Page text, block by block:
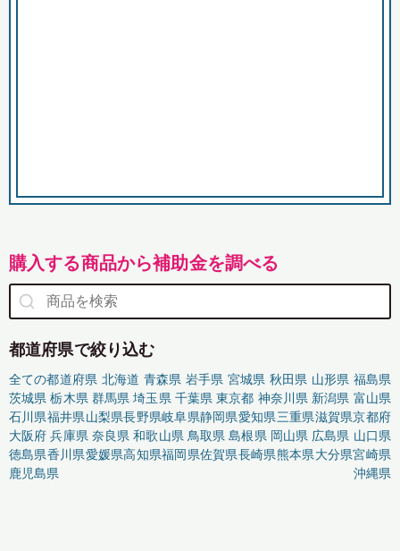
購入する商品から補助金を調べる
都道府県で絞り込む
全ての都道府県 北海道 青森県 岩手県 宮城県 秋田県 山形県 福島県
茨城県 栃木県 群馬県 埼玉県 千葉県 東京都 神奈川県 新潟県 富山県
石川県福井県山梨県長野県岐阜県静岡県愛知県三重県滋賀県京都府
大阪府 兵庫県 奈良県 和歌山県 鳥取県 島根県 岡山県 広島県 山口県
徳島県香川県愛媛県高知県福岡県佐賀県長崎県熊本県大分県宮崎県
鹿児島県
沖縄県